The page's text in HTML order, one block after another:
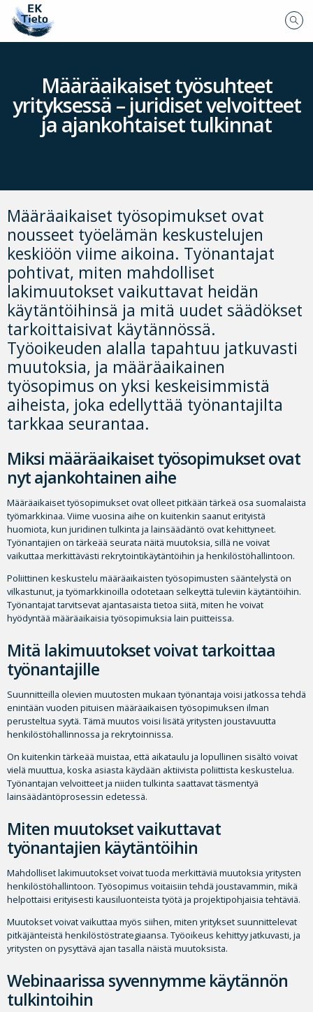
Määräaikaiset työsuhteet
yrityksessä – juridiset velvoitteet
ja ajankohtaiset tulkinnat
Määräaikaiset työsopimukset ovat
nousseet työelämän keskustelujen
keskiöön viime aikoina. Työnantajat
pohtivat, miten mahdolliset
lakimuutokset vaikuttavat heidän
käytäntöihinsä ja mitä uudet säädökset
tarkoittaisivat käytännössä.
Työoikeuden alalla tapahtuu jatkuvasti
muutoksia, ja määräaikainen
työsopimus on yksi keskeisimmistä
aiheista, joka edellyttää työnantajilta
tarkkaa seurantaa.
Miksi määräaikaiset työsopimukset ovat
nyt ajankohtainen aihe
Määräaikaiset työsopimukset ovat olleet pitkään tärkeä osa suomalaista
työmarkkinaa. Viime vuosina aihe on kuitenkin saanut erityistä
huomiota, kun juridinen tulkinta ja lainsäädäntö ovat kehittyneet.
Työnantajien on tärkeää seurata näitä muutoksia, sillä ne voivat
vaikuttaa merkittävästi rekrytointikäytäntöihin ja henkilöstöhallintoon.
Poliittinen keskustelu määräaikaisten työsopimusten sääntelystä on
vilkastunut, ja työmarkkinoilla odotetaan selkeyttä tuleviin käytäntöihin.
Työnantajat tarvitsevat ajantasaista tietoa siitä, miten he voivat
hyödyntää määräaikaisia työsopimuksia lain puitteissa.
Mitä lakimuutokset voivat tarkoittaa
työnantajille
Suunnitteilla olevien muutosten mukaan työnantaja voisi jatkossa tehdä
enintään vuoden pituisen määräaikaisen työsopimuksen ilman
perusteltua syytä. Tämä muutos voisi lisätä yritysten joustavuutta
henkilöstöhallinnossa ja rekrytoinnissa.
On kuitenkin tärkeää muistaa, että aikataulu ja lopullinen sisältö voivat
vielä muuttua, koska asiasta käydään aktiivista poliittista keskustelua.
Työnantajan velvoitteet ja niiden tulkinta saattavat täsmentyä
lainsäädäntöprosessin edetessä.
Miten muutokset vaikuttavat
työnantajien käytäntöihin
Mahdolliset lakimuutokset voivat tuoda merkittäviä muutoksia yritysten
henkilöstöhallintoon. Työsopimus voitaisiin tehdä joustavammin, mikä
helpottaisi erityisesti kausiluonteista työtä ja projektipohjaisia tehtäviä.
Muutokset voivat vaikuttaa myös siihen, miten yritykset suunnittelevat
pitkäjänteistä henkilöstöstrategiaansa. Työoikeus kehittyy jatkuvasti, ja
yritysten on pysyttävä ajan tasalla näistä muutoksista.
Webinaarissa syvennymme käytännön
tulkintoihin